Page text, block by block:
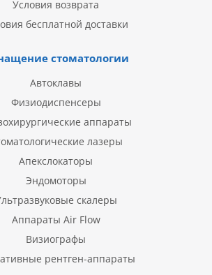
Условия возврата
бесплатной доставки
стоматологии
Автоклавы
Физиодиспенсеры
аппараты
лазеры
Апекслокаторы
Эндомоторы
скалеры
Аппараты Air Flow
Визиографы
рентген-аппараты